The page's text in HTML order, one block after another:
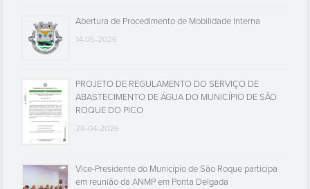
Abertura de Procedimento de Mobilidade Interna
14-05-2026
PROJETO DE REGULAMENTO DO SERVIÇO DE
ABASTECIMENTO DE ÁGUA DO MUNICÍPIO DE SÃO
ROQUE DO PICO
28-04-2026
Vice-Presidente do Município de São Roque participa
em reunião da ANMP em Ponta Delgada